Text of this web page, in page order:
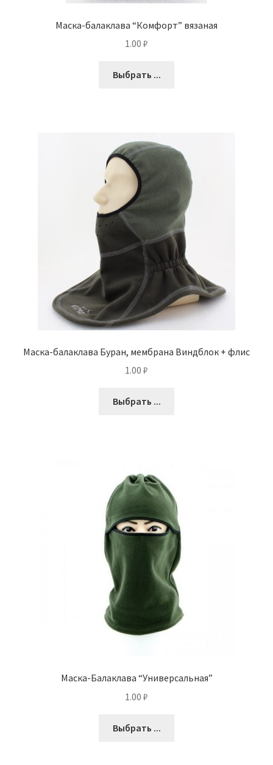
Маска-балаклава “Комфорт” вязаная
1.00 ₽
Выбрать ...
Маска-балаклава Буран, мембрана Виндблок + флис
1.00 ₽
Выбрать ...
Маска-Балаклава “Универсальная”
1.00 ₽
Выбрать ...